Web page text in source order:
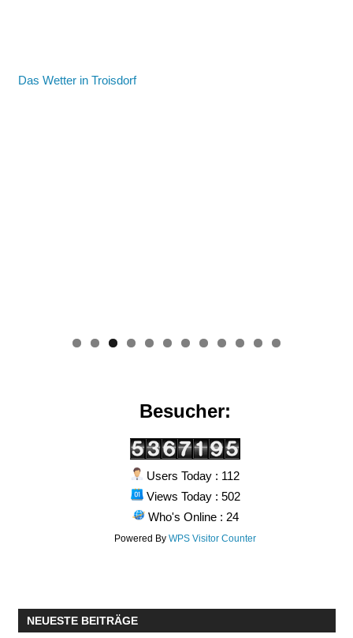
Das Wetter in Troisdorf
0 1 2
Besucher:
Users Today : 112
Views Today : 502
Who's Online : 24
Powered ByWPS Visitor Counter
NEUESTE BEITRÄGE